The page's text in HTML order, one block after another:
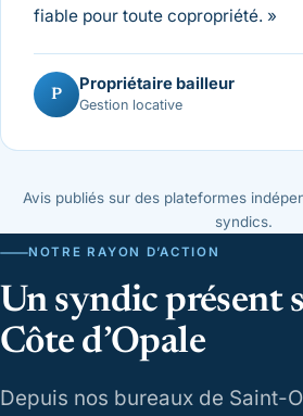
fiable pour toute copropriété. »
P
Propriétaire bailleur
Gestion locative
Avis publiés sur des plateformes
syndics.
NOTRE RAYON D’ACTION
Un syndic présent
Côte d’Opale
Depuis nos bureaux de Saint-